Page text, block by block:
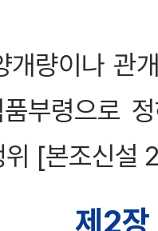
량이나 관
부령으로
위 [본조신
제2장